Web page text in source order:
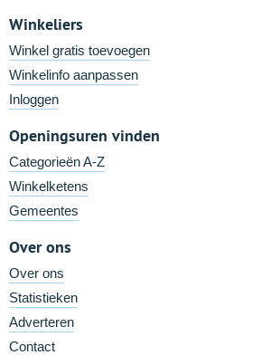
Winkeliers
Winkel gratis toevoegen
Winkelinfo aanpassen
Inloggen
Openingsuren vinden
Categorieën A-Z
Winkelketens
Gemeentes
Over ons
Over ons
Statistieken
Adverteren
Contact